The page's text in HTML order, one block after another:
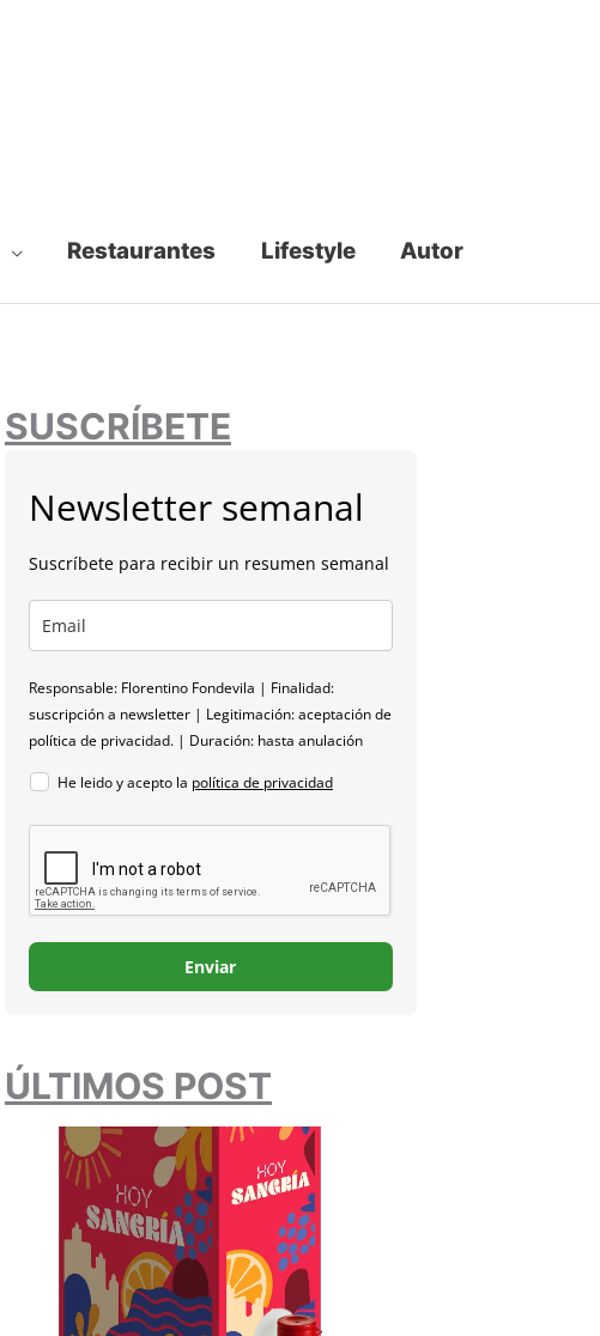
Restaurantes Lifestyle Autor
SUSCRÍBETE
Newsletter semanal
Suscríbete para recibir un resumen semanal
Responsable: Florentino Fondevila | Finalidad:
suscripción a newsletter | Legitimación: aceptación de
política de privacidad. | Duración: hasta anulación
He leido y acepto la política de privacidad
Enviar
ÚLTIMOS POST